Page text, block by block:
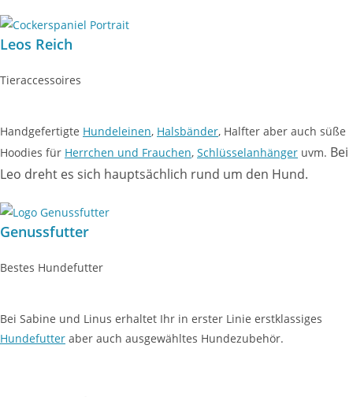
Leos Reich
Tieraccessoires
Handgefertigte Hundeleinen, Halsbänder, Halfter aber auch süße
Hoodies für Herrchen und Frauchen, Schlüsselanhänger uvm. Bei
Leo dreht es sich hauptsächlich rund um den Hund.
Genussfutter
Bestes Hundefutter
Bei Sabine und Linus erhaltet Ihr in erster Linie erstklassiges
Hundefutter aber auch ausgewähltes Hundezubehör.